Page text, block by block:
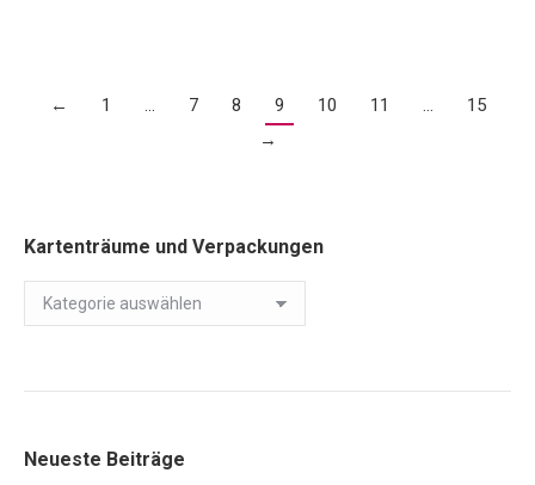
← 1 … 7 8 9 10 11 …
15
→
Kartenträume und Verpackungen
Kartenträume
und
Neueste Beiträge